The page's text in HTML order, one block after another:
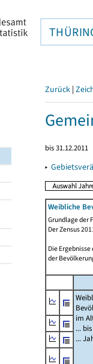
Zurück |
bis 31.12.2011
▸
Weibliche
Grundlage der
Der Zensus
Die
der
im
...
...